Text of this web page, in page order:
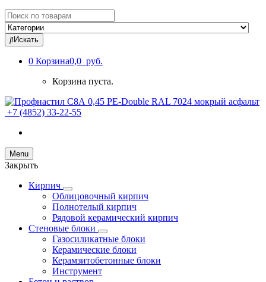
Search
for:
Искать
0 Корзина0,0 руб.
Корзина пуста.
+7 (4852) 33-22-55
Menu
Закрыть
Кирпич
Облицовочный кирпич
Полнотелый кирпич
Рядовой керамический кирпич
Стеновые блоки
Газосиликатные блоки
Керамические блоки
Керамзитобетонные блоки
Инструмент